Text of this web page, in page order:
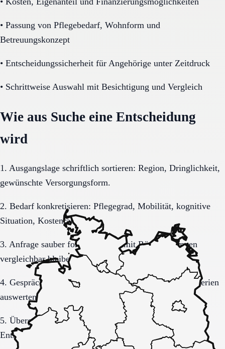
• Passung von Pflegebedarf, Wohnform und
Betreuungskonzept
• Entscheidungssicherheit für Angehörige unter Zeitdruck
• Schrittweise Auswahl mit Besichtigung und Vergleich
Wie aus Suche eine Entscheidung
wird
1. Ausgangslage schriftlich sortieren: Region, Dringlichkeit,
gewünschte Versorgungsform.
2. Bedarf konkretisieren: Pflegegrad, Mobilität, kognitive
Situation, Kostenrahmen.
3. Anfrage sauber formulieren, damit Rückmeldungen
vergleichbar bleiben.
4. Gespräche und Besichtigungen mit festen Muss-Kriterien
auswerten.
5. Übergang, Kommunikation und Kosten vor der
Entscheidung vollständig klären.